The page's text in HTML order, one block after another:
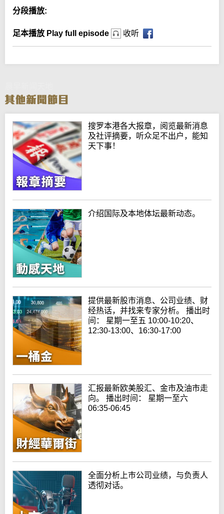
分段播放:
足本播放 Play full episode 收听
搜罗本港各大报章，阅览最新消息
及社评摘要，听众足不出户，能知
天下事！
介绍国际及本地体坛最新动态。
提供最新股市消息、公司业绩、财
经热话，并找来专家分析。 播出时
间： 星期一至五 10:00-10:20、
12:30-13:00、16:30-17:00
汇报最新欧美股汇、金市及油市走
向。 播出时间： 星期一至六
06:35-06:45
全面分析上巿公司业绩，与负责人
透彻对话。